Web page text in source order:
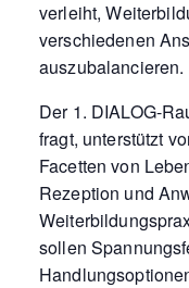
verleiht,
verschiedenen
auszubalancieren.
Der 1. DIALOG-
fragt, unterstützt
Facetten von
Rezeption und
sollen